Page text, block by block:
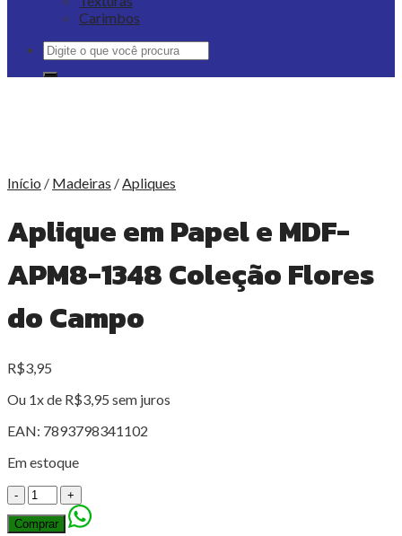
Carimbos
Pesquisar
por:
Início / Madeiras /Apliques
Aplique em Papel e MDF-
APM8-1348 Coleção Flores
do Campo
R$3,95
Ou 1x de R$3,95 sem juros
EAN: 7893798341102
Em estoque
Aplique
em
Papel
Comprar